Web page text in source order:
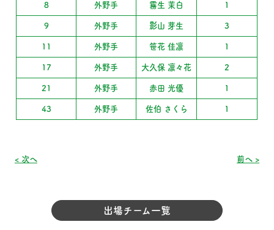
8 外野手 霧生 茉白 1
9 外野手 影山 芽生 3
11 外野手 笹花 佳凛 1
17 外野手 大久保 凛々花 2
21 外野手 赤田 光優 1
43 外野手 佐伯 さくら 1
< 次へ 前へ >
出場チーム一覧